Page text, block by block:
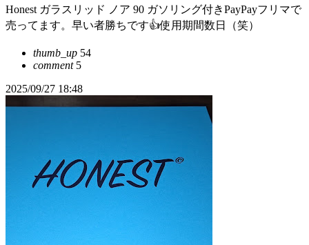
Honest ガラスリッド ノア 90 ガソリング付きPayPayフリマで
売ってます。早い者勝ちです👍使用期間数日（笑）
thumb_up 54
comment5
2025/09/27 18:48